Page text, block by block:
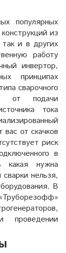
популярных
из
и в других
работу
инвертор,
принципах
сварочного
от подачи
тока
от скачков
риск
в
какая нужна
нельзя,
В
проведении